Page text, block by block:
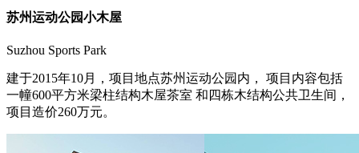
苏州运动公园小木屋
Suzhou Sports Park
建于2015年10月，项目地点苏州运动公园内， 项目内容包括
一幢600平方米梁柱结构木屋茶室 和四栋木结构公共卫生间，
项目造价260万元。